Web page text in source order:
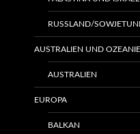
RUSSLAND/
AUSTRALIEN UND
AUSTRALIEN
EUROPA
BALKAN